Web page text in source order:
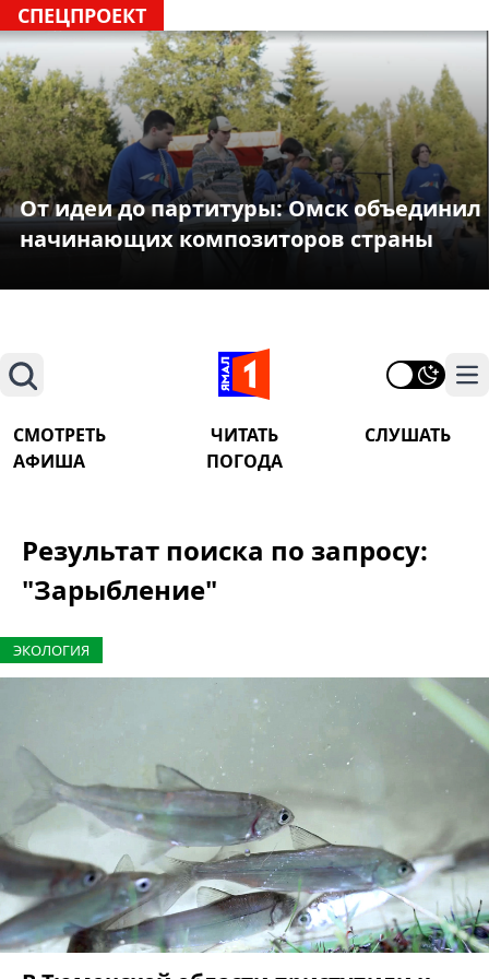
СПЕЦПРОЕКТ
От идеи до партитуры: Омск объединил
начинающих композиторов страны
Поиск
СМОТРЕТЬ ЧИТАТЬ
СЛУШАТЬ
АФИША
ПОГОДА
Результат поиска по запросу:
"Зарыбление"
ЭКОЛОГИЯ